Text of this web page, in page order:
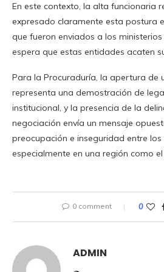
En este contexto, la alta funcionaria
expresado claramente esta postura
que fueron enviados a los
espera que estas entidades acaten
Para la Procuraduría, la apertura de
representa una demostración de
institucional, y la presencia de la
negociación envía un mensaje
preocupación e inseguridad entre los
especialmente en una región como el
0 comment 0
ADMIN